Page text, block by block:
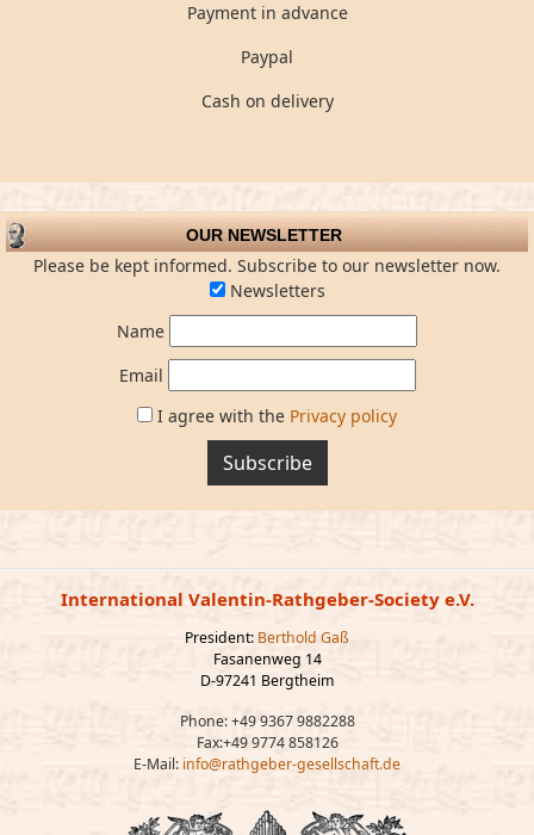
Payment in advance
Paypal
Cash on delivery
OUR NEWSLETTER
Please be kept informed. Subscribe to our newsletter now.
Newsletters
Name
Email
I agree with the Privacy policy
Subscribe
International Valentin-Rathgeber-Society e.V.
President: Berthold Gaß
Fasanenweg 14
D-97241 Bergtheim
Phone: +49 9367 9882288
Fax:+49 9774 858126
E-Mail: info@rathgeber-gesellschaft.de